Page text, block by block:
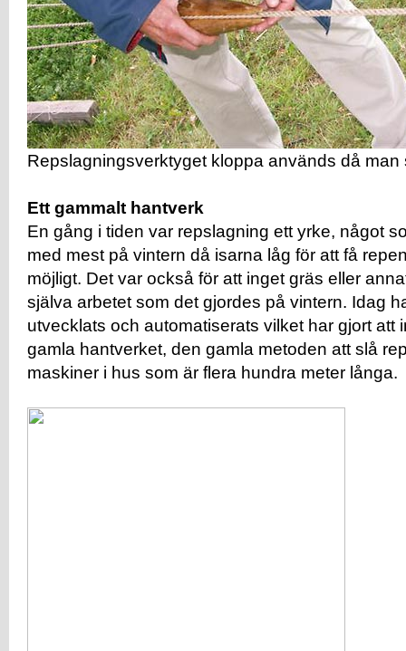
Repslagningsverktyget kloppa används då man
Ett gammalt hantverk
En gång i tiden var repslagning ett yrke, något
med mest på vintern då isarna låg för att få
möjligt. Det var också för att inget gräs eller
själva arbetet som det gjordes på vintern. Idag
utvecklats och automatiserats vilket har gjort att
gamla hantverket, den gamla metoden att slå
maskiner i hus som är flera hundra meter långa.